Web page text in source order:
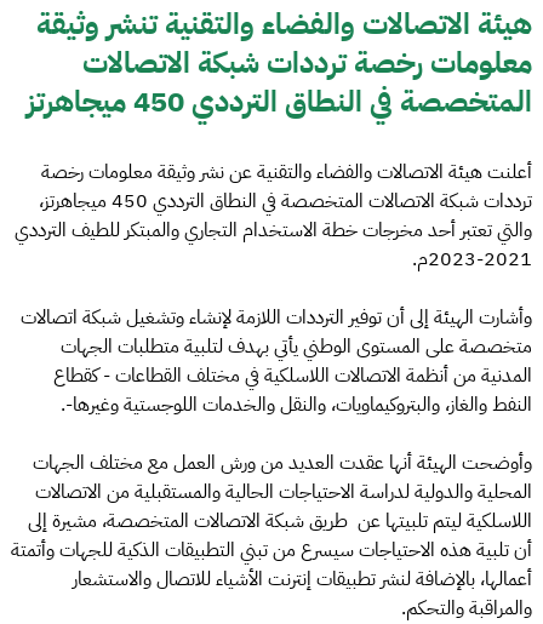
هيئة الاتصالات والفضاء والتقنية تنشر وثيقة
معلومات رخصة ترددات شبكة الاتصالات
المتخصصة في النطاق الترددي 450 ميجاهرتز
أعلنت هيئة الاتصالات والفضاء والتقنية عن نشر وثيقة معلومات رخصة
ترددات شبكة الاتصالات المتخصصة في النطاق الترددي 450 ميجاهرتز،
والتي تعتبر أحد مخرجات خطة الاستخدام التجاري والمبتكر للطيف الترددي
2021-2023م.
وأشارت الهيئة إلى أن توفير الترددات اللازمة لإنشاء وتشغيل شبكة اتصالات
متخصصة على المستوى الوطني يأتي بهدف لتلبية متطلبات الجهات
المدنية من أنظمة الاتصالات اللاسلكية في مختلف القطاعات - كقطاع
النفط والغاز، والبتروكيماويات، والنقل والخدمات اللوجستية وغيرها-.
وأوضحت الهيئة أنها عقدت العديد من ورش العمل مع مختلف الجهات
المحلية والدولية لدراسة الاحتياجات الحالية والمستقبلية من الاتصالات
اللاسلكية ليتم تلبيتها عن طريق شبكة الاتصالات المتخصصة، مشيرة إلى
أن تلبية هذه الاحتياجات سيسرع من تبني التطبيقات الذكية للجهات وأتمتة
أعمالها، بالإضافة لنشر تطبيقات إنترنت الأشياء للاتصال والاستشعار
والمراقبة والتحكم.